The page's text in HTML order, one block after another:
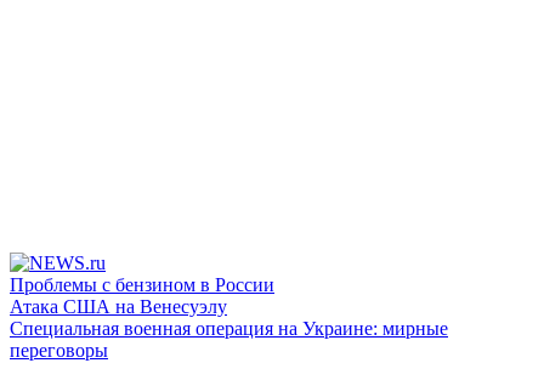
Проблемы с бензином в России
Атака США на Венесуэлу
Специальная военная операция на Украине: мирные
переговоры